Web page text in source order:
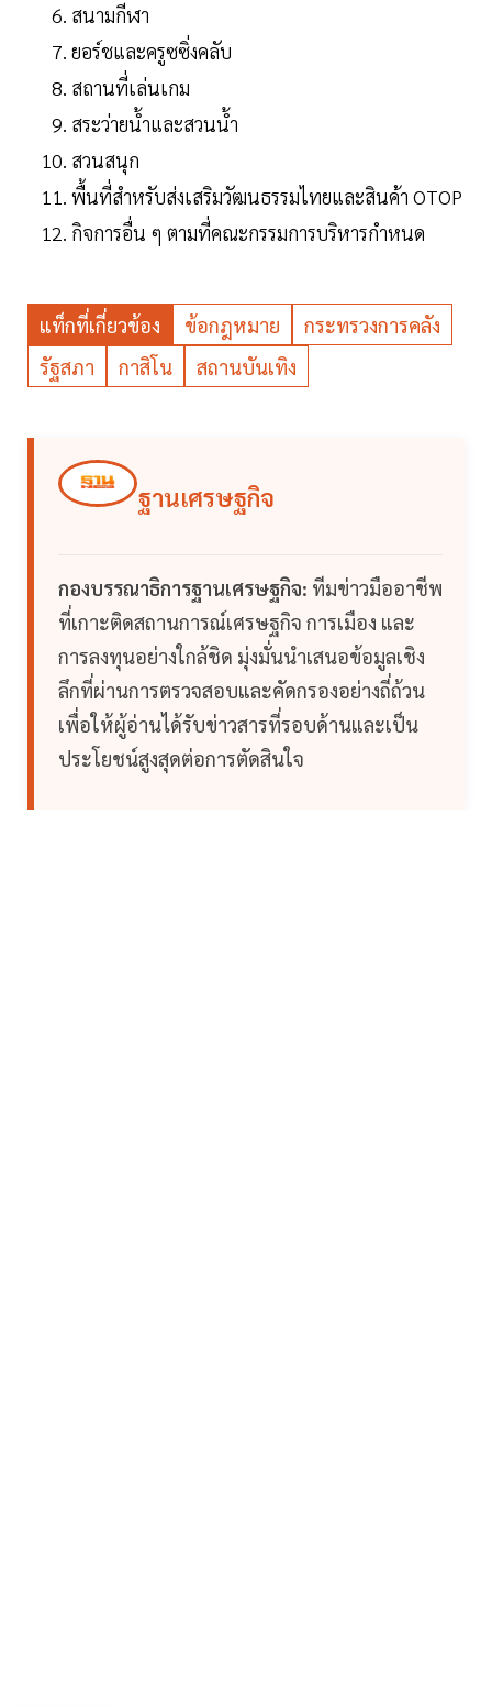
สนามกีฬา
ยอร์ชและครูซซิ่งคลับ
สถานที่เล่นเกม
สระว่ายน้ำและสวนน้ำ
สวนสนุก
พื้นที่สำหรับส่งเสริมวัฒนธรรมไทยและสินค้า OTOP
กิจการอื่น ๆ ตามที่คณะกรรมการบริหารกำหนด
แท็กที่เกี่ยวข้อง ข้อกฎหมาย
กระทรวงการคลัง
รัฐสภา
กาสิโน สถานบันเทิง
ฐานเศรษฐกิจ
กองบรรณาธิการฐานเศรษฐกิจ: ทีมข่าวมืออาชีพ
ที่เกาะติดสถานการณ์เศรษฐกิจ การเมือง และ
การลงทุนอย่างใกล้ชิด มุ่งมั่นนำเสนอข้อมูลเชิง
ลึกที่ผ่านการตรวจสอบและคัดกรองอย่างถี่ถ้วน
เพื่อให้ผู้อ่านได้รับข่าวสารที่รอบด้านและเป็น
ประโยชน์สูงสุดต่อการตัดสินใจ